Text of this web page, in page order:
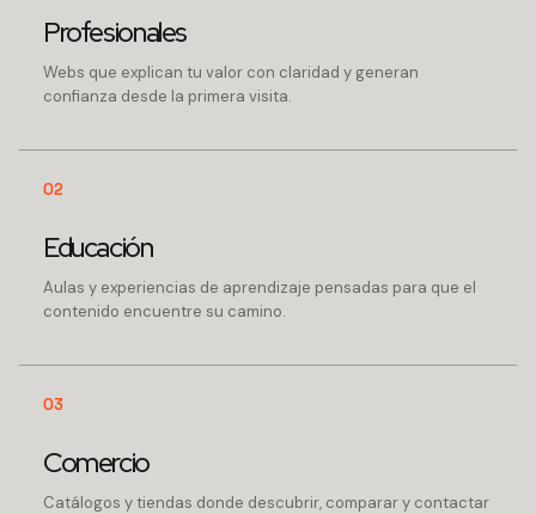
Profesionales
Webs que explican tu valor con claridad y generan
confianza desde la primera visita.
02
Educación
Aulas y experiencias de aprendizaje pensadas para que el
contenido encuentre su camino.
03
Comercio
Catálogos y tiendas donde descubrir, comparar y contactar